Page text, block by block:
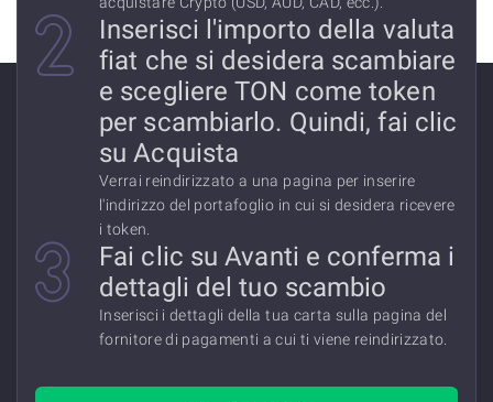
Inserisci l'importo della valuta
fiat che si desidera scambiare
e scegliere TON come token
per scambiarlo. Quindi, fai clic
su Acquista
Verrai reindirizzato a una pagina per inserire
l'indirizzo del portafoglio in cui si desidera ricevere
i token.
Fai clic su Avanti e conferma i
dettagli del tuo scambio
Inserisci i dettagli della tua carta sulla pagina del
fornitore di pagamenti a cui ti viene reindirizzato.